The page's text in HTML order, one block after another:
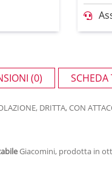
(0) SCHEDA
DRITTA, CON
Giacomini, prodotta in